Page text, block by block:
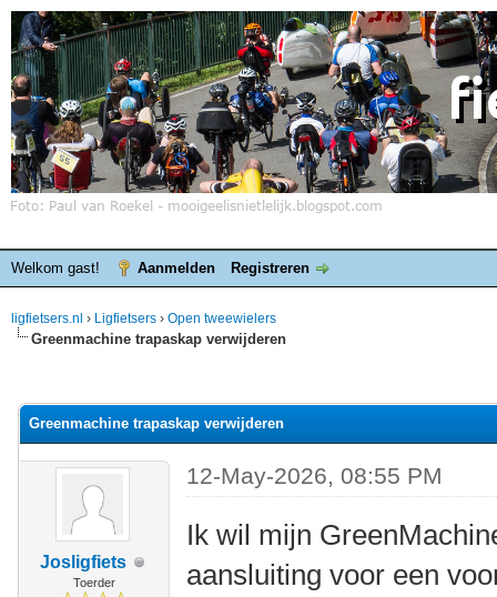
Welkom gast! Aanmelden Registreren
ligfietsers.nl › Ligfietsers › Open tweewielers
Greenmachine trapaskap verwijderen
Greenmachine trapaskap verwijderen
Josligfiets
Toerder
12-May-2026, 08:55 PM
Ik wil mijn
aansluiting voor een